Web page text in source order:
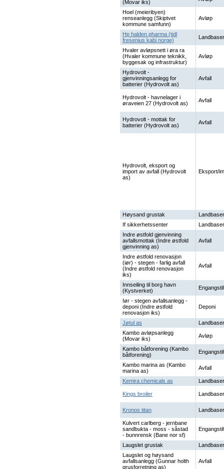
(Movar iks)
Hoel (meieribyen)
renseanlegg (Skiptvet
kommune samfunn)
Avløp
Hp halden pharma (tidl
fresenius kabi norge)
Hvaler avløpsnett i øra ra
(Hvaler kommune teknikk,
byggesak og infrastruktur)
Avløp
Hydrovolt -
gjenvinningsanlegg for
batterier (Hydrovolt as)
Avfall
Hydrovolt - havnelager i
øraveien 27 (Hydrovolt as)
Avfall
Hydrovolt - mottak for
batterier (Hydrovolt as)
Avfall
Hydrovolt, eksport og
import av avfall (Hydrovolt
as)
Eksport/
Høysand grustak
If sikkerhetssenter
Indre østfold gjenvinning
avfallsmottak (Indre østfold
gjenvinning as)
Avfall
Indre østfold renovasjon
(iør) - stegen - farlig avfall
(Indre østfold renovasjon
iks)
Avfall
Innseiling til borg havn
(Kystverket)
Iør - stegen avfallsanlegg -
deponi (Indre østfold
renovasjon iks)
Deponi
Jøtul as
Kambo avløpsanlegg
(Movar iks)
Avløp
Kambo båtforening (Kambo
båtforening)
Kambo marina as (Kambo
marina as)
Avfall
Kemira chemicals as
Kings broiler
Kronos titan
Kulvert carlberg - jernbane
sandbukta - moss - såstad
- bunnrensk (Bane nor sf)
Laugslet grustak
Laugslet og høysand
avfallsanlegg (Gunnar holth
grusforretning as)
Avfall